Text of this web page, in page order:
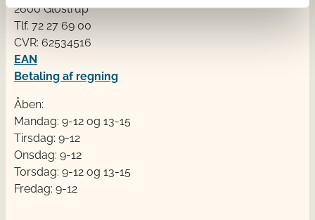
2600 Glostrup
Tlf. 72 2​​​7 69 00
CVR: 62534516
EAN
Betaling af regning
Åben:
Mandag: 9-12 og 13-15
Tirsdag: 9-12
Onsdag: 9-12
Torsdag: 9-12 og 13-15
Fredag: 9-12